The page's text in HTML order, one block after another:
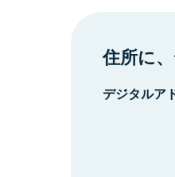
住所に
デジタルア